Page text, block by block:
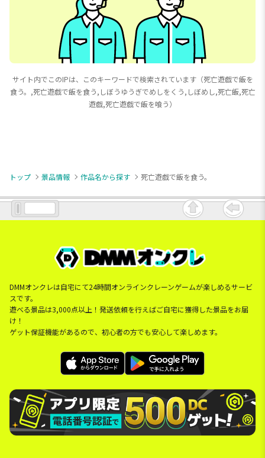
サイト内でこのIPは、このキーワードで検索されています（死亡遊戯で飯を
食う。,死亡遊戯で飯を食う,しぼうゆうぎでめしをくう,しぼめし,死亡飯,死亡
遊戯,死亡遊戯で飯を喰う）
トップ 景品情報 作品名から探す 死亡遊戯で飯を食う。
DMMオンクレは自宅にて24時間オンラインクレーンゲームが楽しめるサービ
スです。
遊べる景品は3,000点以上！発送依頼を行えばご自宅に獲得した景品をお届
け！
ゲット保証機能があるので、初心者の方でも安心して楽しめます。